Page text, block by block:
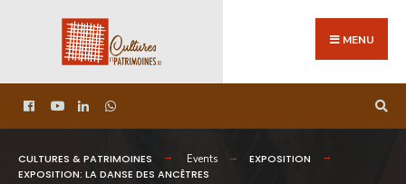
MENU
CULTURES & PATRIMOINES Events
EXPOSITION
EXPOSITION: LA DANSE DES ANCÊTRES